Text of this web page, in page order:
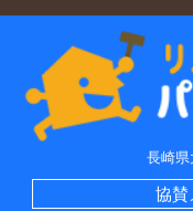
長崎県
協賛